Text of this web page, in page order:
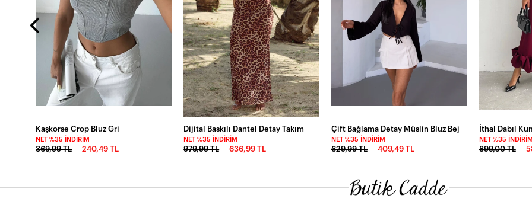
Kaşkorse Crop Bluz Gri
NET %35 İNDIRIM
369,99 TL 240,49 TL
Dijital Baskılı Dantel Detay Takım
NET %35 İNDIRIM
979,99 TL 636,99 TL
Çift Bağlama Detay Müslin Bluz Bej
NET %35 İNDIRIM
629,99 TL 409,49 TL
NET %35 İNDIRIM
899,00 TL